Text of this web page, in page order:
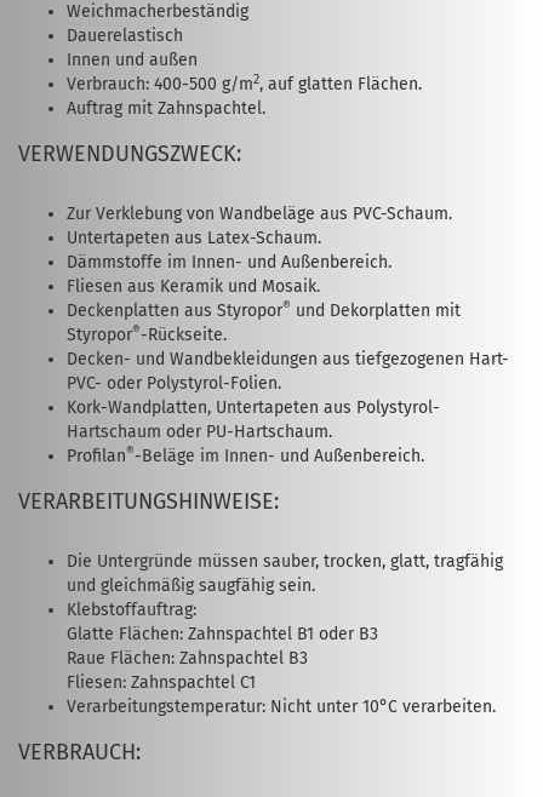
Weichmacherbeständig
Dauerelastisch
Innen und außen
Verbrauch: 400-500 g/m2, auf glatten Flächen.
Auftrag mit Zahnspachtel.
VERWENDUNGSZWECK:
Zur Verklebung von Wandbeläge aus PVC-Schaum.
Untertapeten aus Latex-Schaum.
Dämmstoffe im Innen- und Außenbereich.
Fliesen aus Keramik und Mosaik.
Deckenplatten aus Styropor® und Dekorplatten mit
Styropor®-Rückseite.
Decken- und Wandbekleidungen aus tiefgezogenen Hart-
PVC- oder Polystyrol-Folien.
Kork-Wandplatten, Untertapeten aus Polystyrol-
Hartschaum oder PU-Hartschaum.
Profilan®-Beläge im Innen- und Außenbereich.
VERARBEITUNGSHINWEISE:
Die Untergründe müssen sauber, trocken, glatt, tragfähig
und gleichmäßig saugfähig sein.
Klebstoffauftrag:
Glatte Flächen: Zahnspachtel B1 oder B3
Raue Flächen: Zahnspachtel B3
Fliesen: Zahnspachtel C1
Verarbeitungstemperatur: Nicht unter 10°C verarbeiten.
VERBRAUCH: